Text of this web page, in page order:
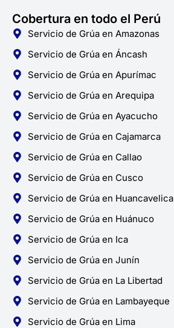
Cobertura en todo el Perú
Servicio de Grúa en Amazonas
Servicio de Grúa en Áncash
Servicio de Grúa en Apurímac
Servicio de Grúa en Arequipa
Servicio de Grúa en Ayacucho
Servicio de Grúa en Cajamarca
Servicio de Grúa en Callao
Servicio de Grúa en Cusco
Servicio de Grúa en Huancavelica
Servicio de Grúa en Huánuco
Servicio de Grúa en Ica
Servicio de Grúa en Junín
Servicio de Grúa en La Libertad
Servicio de Grúa en Lambayeque
Servicio de Grúa en Lima